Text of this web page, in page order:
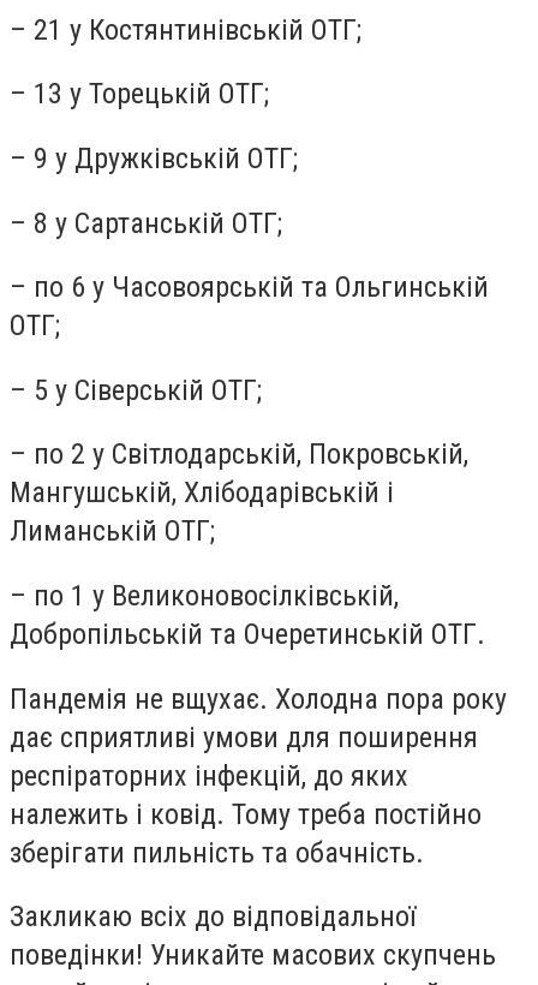
– 21 у Костянтинівській ОТГ;
– 13 у Торецькій ОТГ;
– 9 у Дружківській ОТГ;
– 8 у Сартанській ОТГ;
– по 6 у Часовоярській та Ольгинській
ОТГ;
– 5 у Сіверській ОТГ;
– по 2 у Світлодарській, Покровській,
Мангушській, Хлібодарівській і
Лиманській ОТГ;
– по 1 у Великоновосілківській,
Добропільській та Очеретинській ОТГ.
Пандемія не вщухає. Холодна пора року
дає сприятливі умови для поширення
респіраторних інфекцій, до яких
належить і ковід. Тому треба постійно
зберігати пильність та обачність.
Закликаю всіх до відповідальної
поведінки! Уникайте масових скупчень